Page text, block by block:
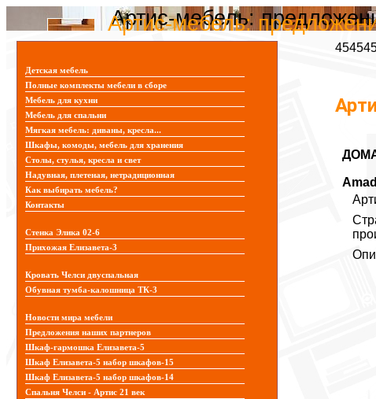
Артис-мебель:
Артис-мебель:
Детская мебель
Полные комплекты мебели в сборе
Мебель для кухни
Мебель для спальни
Мягкая мебель: диваны, кресла...
Шкафы, комоды, мебель для хранения
Столы, стулья, кресла и свет
Надувная, плетеная, нетрадиционная
Как выбирать мебель?
Контакты
Стенка Элика 02-6
Прихожая Елизавета-3
Кровать Челси двуспальная
Обувная тумба-калошница ТК-3
Новости мира мебели
Предложения наших партнеров
Шкаф-гармошка Елизавета-5
Шкаф Елизавета-5 набор шкафов-15
Шкаф Елизавета-5 набор шкафов-14
Спальня Челси - Артис 21 век